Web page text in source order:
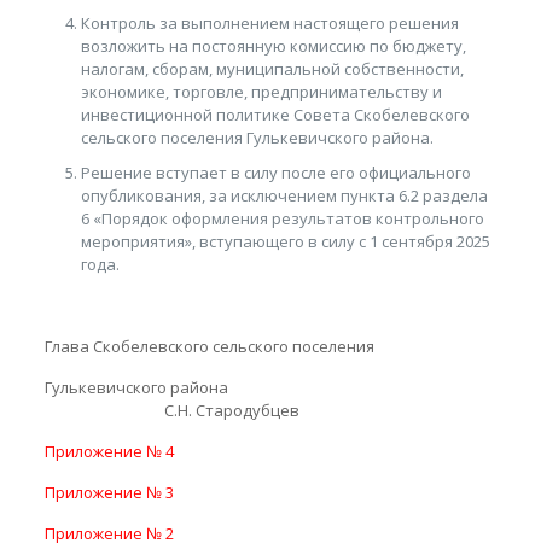
Контроль за выполнением настоящего решения
возложить на постоянную комиссию по бюджету,
налогам, сборам, муниципальной собственности,
экономике, торговле, предпринимательству и
инвестиционной политике Совета Скобелевского
сельского поселения Гулькевичского района.
Решение вступает в силу после его официального
опубликования, за исключением пункта 6.2 раздела
6 «Порядок оформления результатов контрольного
мероприятия», вступающего в силу с 1 сентября 2025
года.
Глава Скобелевского сельского поселения
Гулькевичского района
С.Н. Стародубцев
Приложение № 4
Приложение № 3
Приложение № 2